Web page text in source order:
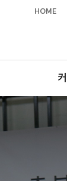
HOME